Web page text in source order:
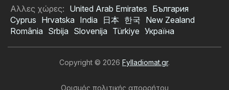
Αλλες χώρες: United Arab Emirates България
Cyprus Hrvatska India 日本 한국 New Zealand
România Srbija Slovenija Türkiye Україна
Copyright © 2026 Fylladiomat.gr.
Ορισμός πολιτικής απορρήτου